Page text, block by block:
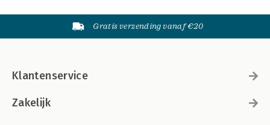
Gratis verzending vanaf €20
Klantenservice
Zakelijk